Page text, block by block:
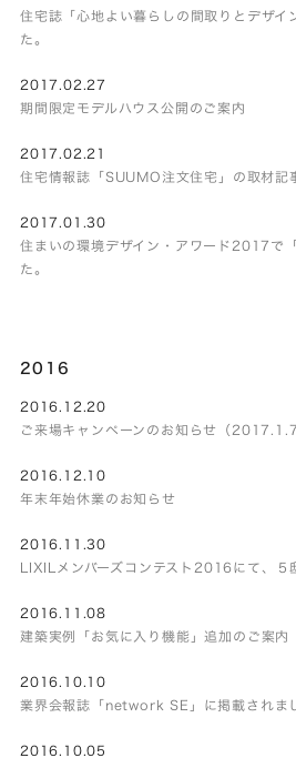
住宅誌「心地よい暮らしの間取りとデザ
た。
2017.02.27
期間限定モデルハウス公開のご案内
2017.02.21
住宅情報誌「SUUMO注文住宅」の取材記
2017.01.30
住まいの環境デザイン・アワード2017で
た。
2016
2016.12.20
ご来場キャンペーンのお知らせ（
2016.12.10
年末年始休業のお知らせ
2016.11.30
LIXILメンバーズコンテスト2016にて、５
2016.11.08
建築実例「お気に入り機能」追加のご案内
2016.10.10
業界会報誌「network SE」に掲載されま
2016.10.05